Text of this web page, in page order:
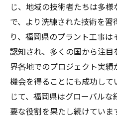
地域社会における
福岡県内企業の活
地元コミュニティ
効果
技術移転が加速する福
の潮流
世界に広がる福岡
じ、地域の技術者たちは多
で、より洗練された技術を習
り、福岡県のプラント工事
認知され、多くの国から注
界各地でのプロジェクト実
機会を得ることにも成功し
じて、福岡県はグローバル
要な役割を果たし続けていま